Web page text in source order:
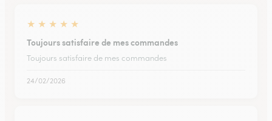
★ ★ ★ ★ ★
Toujours satisfaire de mes commandes
Toujours satisfaire de mes commandes
24/02/2026